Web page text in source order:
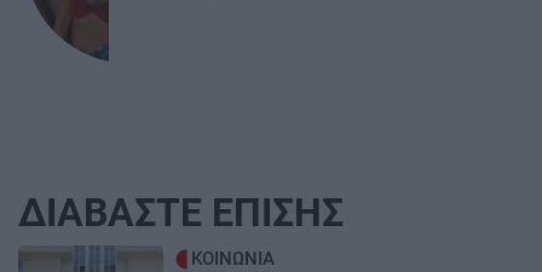
ΔΙΑΒΑΣΤΕ ΕΠΙΣΗΣ
Image ΚΟΙΝΩΝΙΑ